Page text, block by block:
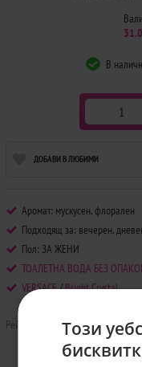
В
ДОБАВИ В ЛЮБИМИ
Аромат: мускусен, флорален
Подходящ за: вечерен,
Пол: ЗА ЖЕНИ
ТОАЛЕТНА ВОДА БЕЗ
VERSACE/Bright Crystal
Рейтинг:
Този